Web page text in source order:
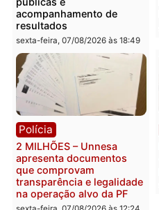
Você também vai
Política
Marcos Rogério apresenta
Plano de Governo com
228 projetos, metas
públicas e
acompanhamento de
resultados